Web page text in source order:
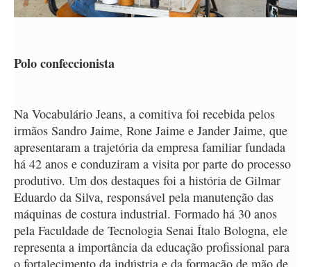
Polo confeccionista
Na Vocabulário Jeans, a comitiva foi recebida pelos
irmãos Sandro Jaime, Rone Jaime e Jander Jaime, que
apresentaram a trajetória da empresa familiar fundada
há 42 anos e conduziram a visita por parte do processo
produtivo. Um dos destaques foi a história de Gilmar
Eduardo da Silva, responsável pela manutenção das
máquinas de costura industrial. Formado há 30 anos
pela Faculdade de Tecnologia Senai Ítalo Bologna, ele
representa a importância da educação profissional para